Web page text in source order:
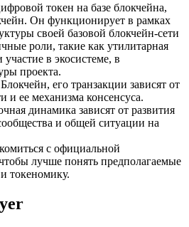
лучшим трейдерам
токен на базе блокчейна,
Он функционирует в рамках
своей базовой блокчейн-сети
роли, такие как утилитарная
в экосистеме, в
проекта.
его транзакции зависят от
и ее механизма консенсуса.
динамика зависят от развития
и общей ситуации на
с официальной
лучше понять предполагаемые
токеномику.